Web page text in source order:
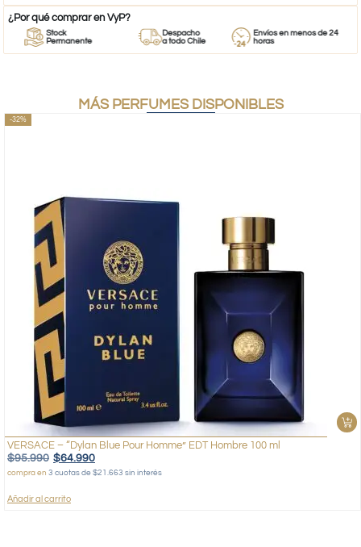
¿Por qué comprar en VyP?
Stock
Permanente
Despacho
a todo Chile
Envíos en menos de 24
horas
MÁS PERFUMES DISPONIBLES
-32%
VERSACE – “Dylan Blue Pour Homme” EDT Hombre 100 ml
$95.990 $64.990
compra en 3 cuotas de $21.663 sin interés
Añadir al carrito